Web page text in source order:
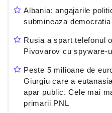
Albania: angajarile
submineaza democratia
Rusia a spart telefonul
Pivovarov cu spyware-
Peste 5 milioane de
Giurgiu care a
apar public. Cele mai
primarii PNL